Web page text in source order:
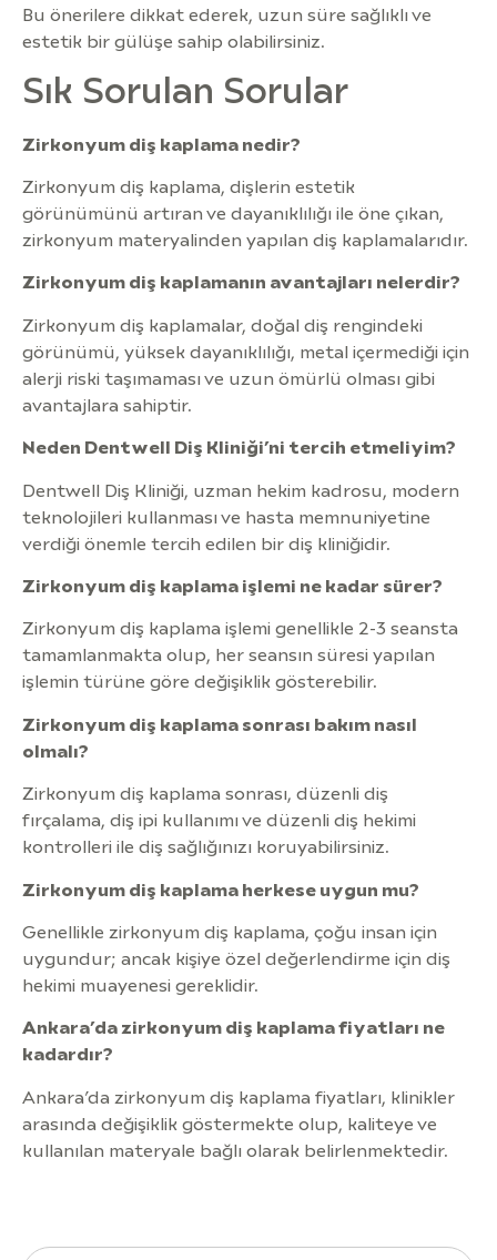
Bu önerilere dikkat ederek, uzun süre sağlıklı ve
estetik bir gülüşe sahip olabilirsiniz.
Sık Sorulan Sorular
Zirkonyum diş kaplama nedir?
Zirkonyum diş kaplama, dişlerin estetik
görünümünü artıran ve dayanıklılığı ile öne çıkan,
zirkonyum materyalinden yapılan diş kaplamalarıdır.
Zirkonyum diş kaplamanın avantajları nelerdir?
Zirkonyum diş kaplamalar, doğal diş rengindeki
görünümü, yüksek dayanıklılığı, metal içermediği için
alerji riski taşımaması ve uzun ömürlü olması gibi
avantajlara sahiptir.
Neden Dentwell Diş Kliniği’ni tercih etmeliyim?
Dentwell Diş Kliniği, uzman hekim kadrosu, modern
teknolojileri kullanması ve hasta memnuniyetine
verdiği önemle tercih edilen bir diş kliniğidir.
Zirkonyum diş kaplama işlemi ne kadar sürer?
Zirkonyum diş kaplama işlemi genellikle 2-3 seansta
tamamlanmakta olup, her seansın süresi yapılan
işlemin türüne göre değişiklik gösterebilir.
Zirkonyum diş kaplama sonrası bakım nasıl
olmalı?
Zirkonyum diş kaplama sonrası, düzenli diş
fırçalama, diş ipi kullanımı ve düzenli diş hekimi
kontrolleri ile diş sağlığınızı koruyabilirsiniz.
Zirkonyum diş kaplama herkese uygun mu?
Genellikle zirkonyum diş kaplama, çoğu insan için
uygundur; ancak kişiye özel değerlendirme için diş
hekimi muayenesi gereklidir.
Ankara’da zirkonyum diş kaplama fiyatları ne
kadardır?
Ankara’da zirkonyum diş kaplama fiyatları, klinikler
arasında değişiklik göstermekte olup, kaliteye ve
kullanılan materyale bağlı olarak belirlenmektedir.